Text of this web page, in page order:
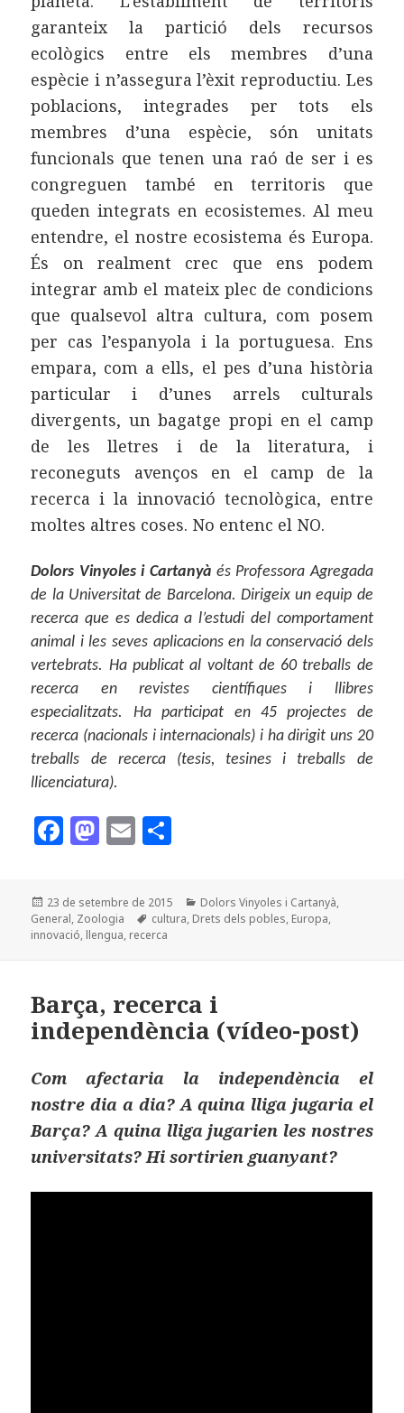
garanteix la partició dels recursos
ecològics entre els membres d’una
espècie i n’assegura l’èxit reproductiu. Les
poblacions, integrades per tots els
membres d’una espècie, són unitats
funcionals que tenen una raó de ser i es
congreguen també en territoris que
queden integrats en ecosistemes. Al meu
entendre, el nostre ecosistema és Europa.
És on realment crec que ens podem
integrar amb el mateix plec de condicions
que qualsevol altra cultura, com posem
per cas l’espanyola i la portuguesa. Ens
empara, com a ells, el pes d’una història
particular i d’unes arrels culturals
divergents, un bagatge propi en el camp
de les lletres i de la literatura, i
reconeguts avenços en el camp de la
recerca i la innovació tecnològica, entre
moltes altres coses. No entenc el NO.
Dolors Vinyoles i Cartanyà és Professora Agregada
de la Universitat de Barcelona. Dirigeix un equip de
recerca que es dedica a l’estudi del comportament
animal i les seves aplicacions en la conservació dels
vertebrats. Ha publicat al voltant de 60 treballs de
recerca en revistes científiques i llibres
especialitzats. Ha participat en 45 projectes de
recerca (nacionals i internacionals) i ha dirigit uns 20
treballs de recerca (tesis, tesines i treballs de
llicenciatura).
F
c
e
b
o
k
M
to
d
o
E
ai
l
m
p
ei
x
Publicat
el
23 de setembre de 2015 Categories
Dolors Vinyoles i Cartanyà,
General, Zoologia Etiquetes
cultura, Drets dels pobles, Europa,
innovació, llengua, recerca
Barça, recerca i
independència (vídeo-post)
Com afectaria la independència el
nostre dia a dia? A quina lliga jugaria el
Barça? A quina lliga jugarien les nostres
universitats? Hi sortirien guanyant?